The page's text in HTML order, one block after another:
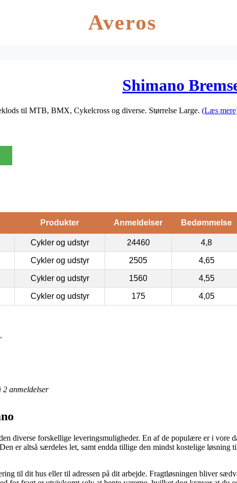
Averos
Shimano
til MTB, BMX, Cykelcross og diverse. Størrelse Large. (Læs
Produkter Anmeldelser Bedømmelse
Cykler og udstyr 24460 4,8
Cykler og udstyr 2505 4,65
Cykler og udstyr 1560 4,55
Cykler og udstyr 175 4,05
2 anmeldelser
diverse forskellige leveringsmuligheder. En af de populære er i vore
er altså særdeles let, samt endda tillige den mindst kostelige
til dit hus eller til adressen på dit arbejde. Fragtløsningen bliver